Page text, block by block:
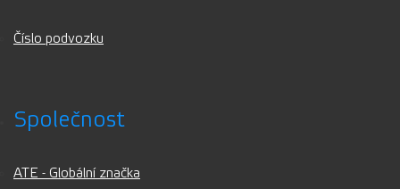
Číslo podvozku
Společnost
ATE - Globální značka